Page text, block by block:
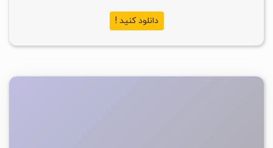
دانلود کنید !